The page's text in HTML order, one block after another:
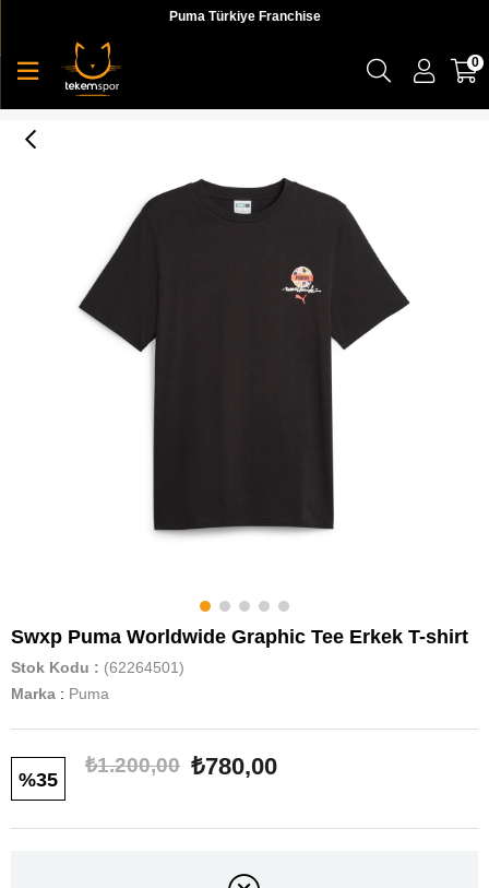
Puma Türkiye Franchise
0
Swxp Puma Worldwide Graphic Tee Erkek T-shirt
Stok Kodu
(62264501)
Marka : Puma
35
₺1.200,00 ₺780,00